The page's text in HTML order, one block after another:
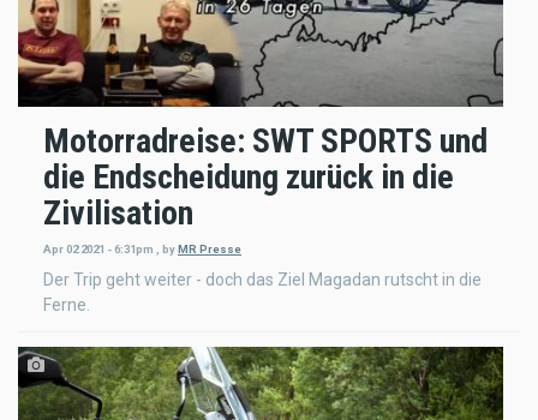
Motorradreise: SWT SPORTS und
die Endscheidung zurück in die
Zivilisation
Apr 02 2021 - 6:31pm byMR Presse
Der Trip geht weiter - doch das Ziel Magadan rutscht in die
Ferne.